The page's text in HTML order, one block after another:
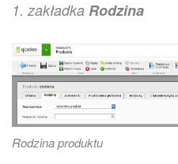
1. zakładka Rodzina
Rodzina produktu